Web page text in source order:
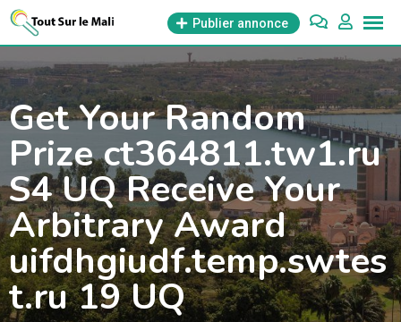
Aller
Publier annonce
Get Your Random
Prize ct364811.tw1.ru
S4 UQ Receive Your
Arbitrary Award
uifdhgiudf.temp.swtes
t.ru 19 UQ